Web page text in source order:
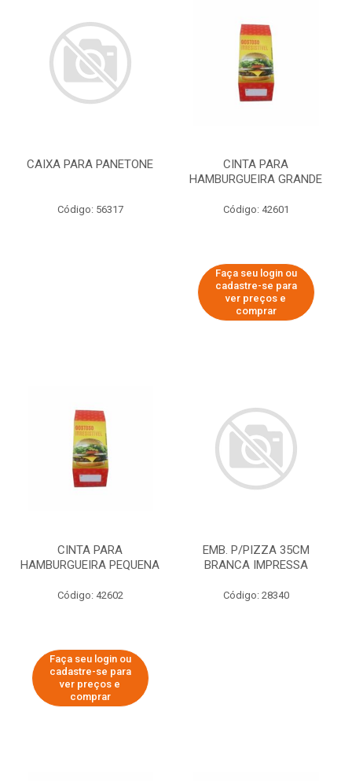
CAIXA PARA PANETONE
Código: 56317
CINTA PARA
HAMBURGUEIRA GRANDE
Código: 42601
Faça seu login ou
cadastre-se para
ver preços e
comprar
CINTA PARA
HAMBURGUEIRA PEQUENA
Código: 42602
Faça seu login ou
cadastre-se para
ver preços e
comprar
EMB. P/PIZZA 35CM
BRANCA IMPRESSA
Código: 28340